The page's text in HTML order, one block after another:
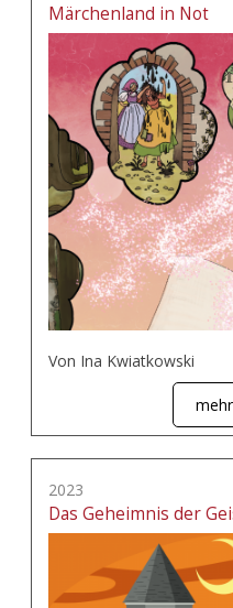
Märchenland in Not
Von Ina Kwiatkowski
2023
Das Geheimnis der